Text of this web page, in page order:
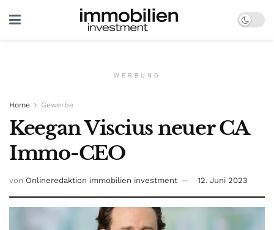
WERBUNG
Home Gewerbe
Keegan Viscius neuer CA
Immo-CEO
von Onlineredaktion immobilien investment 12. Juni 2023